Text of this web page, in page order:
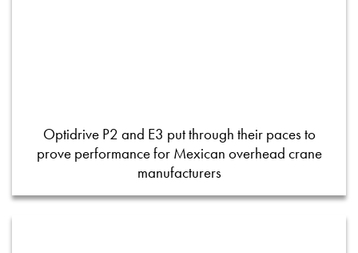
Optidrive P2 and E3 put through their paces to
prove performance for Mexican overhead crane
manufacturers